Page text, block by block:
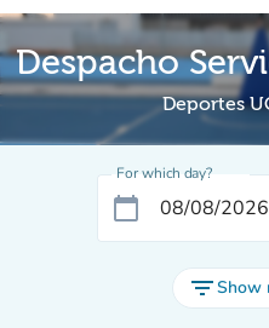
Despacho
Deportes
For which day?
calendar_today
filter_listShow